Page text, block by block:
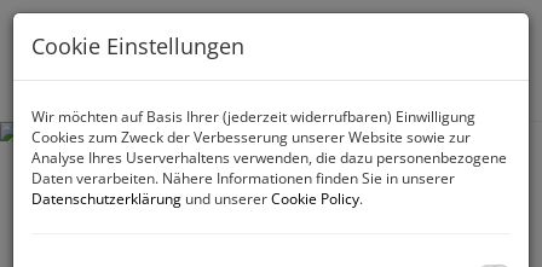
Cookie Einstellungen
Wir möchten auf Basis Ihrer (jederzeit widerrufbaren) Einwilligung
Cookies zum Zweck der Verbesserung unserer Website sowie zur
Analyse Ihres Userverhaltens verwenden, die dazu personenbezogene
Daten verarbeiten. Nähere Informationen finden Sie in unserer
Datenschutzerklärung und unsererCookie Policy.